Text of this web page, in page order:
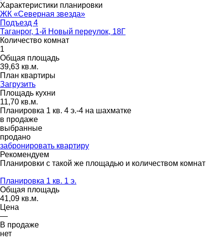
Характеристики планировки
ЖК «Северная звезда»
Подъезд 4
Таганрог, 1-й Новый переулок, 18Г
Количество комнат
1
Общая площадь
39,63 кв.м.
План квартиры
Загрузить
Площадь кухни
11,70 кв.м.
Планировка 1 кв. 4 э.-4 на шахматке
в продаже
выбранные
продано
забронировать квартиру
Рекомендуем
Планировки с такой же площадью и количеством комнат
Планировка 1 кв. 1 э.
Общая площадь
41,09 кв.м.
Цена
—
В продаже
нет